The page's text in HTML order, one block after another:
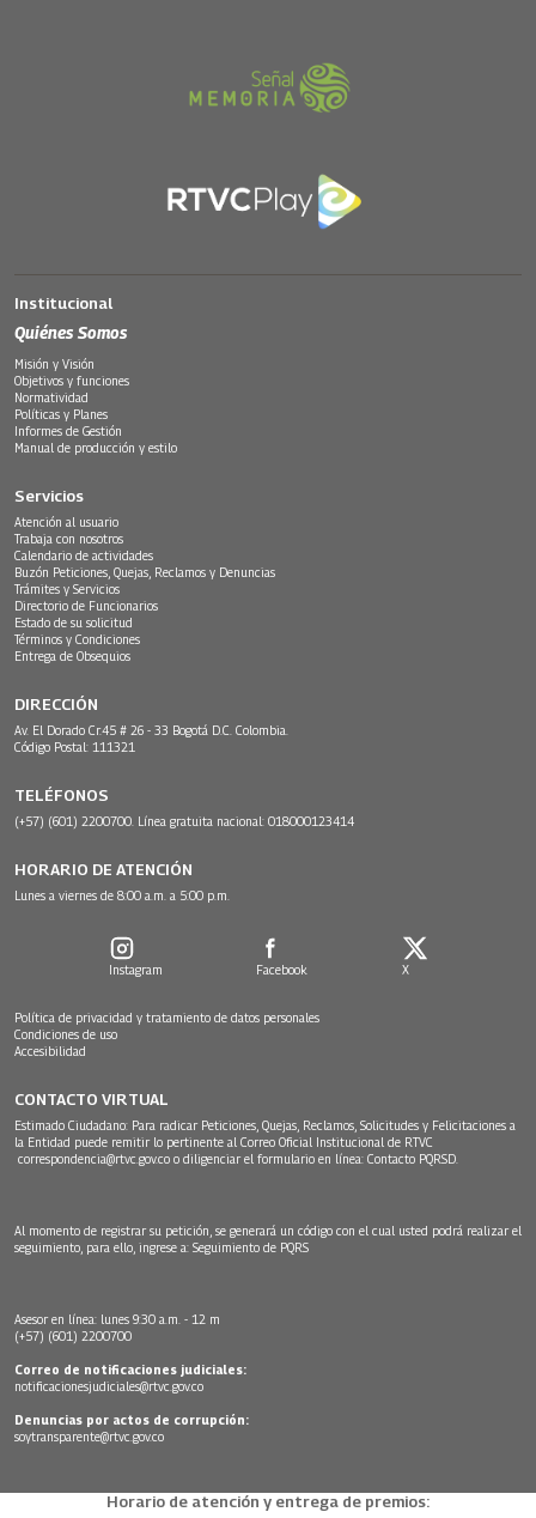
Institucional
Quiénes Somos
Misión y Visión
Objetivos y funciones
Normatividad
Políticas y Planes
Informes de Gestión
Manual de producción y estilo
Servicios
Atención al usuario
Trabaja con nosotros
Calendario de actividades
Buzón Peticiones, Quejas, Reclamos y Denuncias
Trámites y Servicios
Directorio de Funcionarios
Estado de su solicitud
Términos y Condiciones
Entrega de Obsequios
DIRECCIÓN
Av. El Dorado Cr.45 # 26 - 33 Bogotá D.C. Colombia.
Código Postal: 111321
TELÉFONOS
(+57) (601) 2200700. Línea gratuita nacional: 018000123414
HORARIO DE ATENCIÓN
Lunes a viernes de 8:00 a.m. a 5:00 p.m.
Instagram Facebook X
Política de privacidad y tratamiento de datos personales
Condiciones de uso
Accesibilidad
CONTACTO VIRTUAL
Estimado Ciudadano: Para radicar Peticiones, Quejas, Reclamos, Solicitudes y Felicitaciones a
la Entidad puede remitir lo pertinente al Correo Oficial Institucional de RTVC
correspondencia@rtvc.gov.co o diligenciar el formulario en línea: Contacto PQRSD.
Al momento de registrar su petición, se generará un código con el cual usted podrá realizar el
seguimiento, para ello, ingrese a: Seguimiento de PQRS
Asesor en línea: lunes 9:30 a.m. - 12 m
(+57) (601) 2200700
Correo de notificaciones judiciales:
notificacionesjudiciales@rtvc.gov.co
Denuncias por actos de corrupción:
soytransparente@rtvc.gov.co
Horario de atención y entrega de premios: